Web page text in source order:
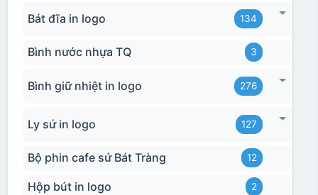
Bát đĩa in logo 134
Bình nước nhựa TQ 3
Bình giữ nhiệt in logo 276
Ly sứ in logo 127
Bộ phin cafe sứ Bát Tràng 12
Hộp bút in logo 2